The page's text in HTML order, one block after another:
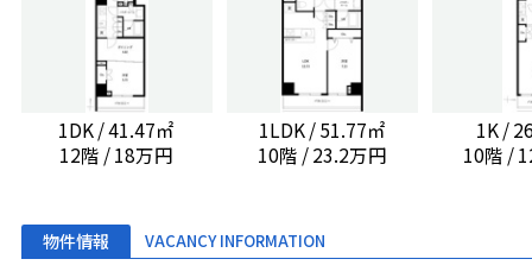
1DK / 41.47㎡
12階 / 18万円
1LDK / 51.77㎡
10階 / 23.2万円
1K /
10階 /
物件情報 VACANCY INFORMATION